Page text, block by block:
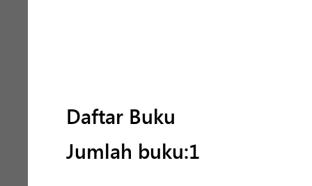
Daftar Buku
Jumlah buku:1